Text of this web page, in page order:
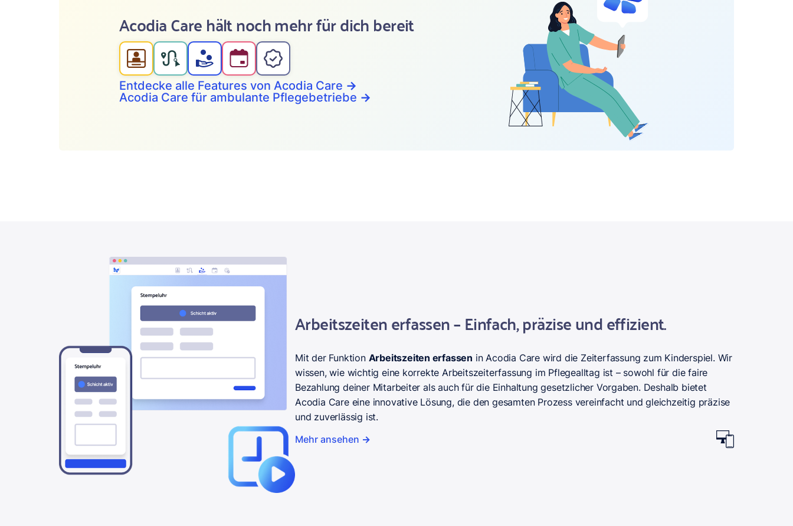
Acodia Care hält noch mehr für dich bereit
Entdecke alle Features von Acodia Care →
Acodia Care für ambulante Pflegebetriebe →
Arbeitszeiten erfassen – Einfach, präzise und effizient.
Mit der Funktion Arbeitszeiten erfassen in Acodia Care wird die Zeiterfassung zum Kinderspiel. Wir
wissen, wie wichtig eine korrekte Arbeitszeiterfassung im Pflegealltag ist – sowohl für die faire
Bezahlung deiner Mitarbeiter als auch für die Einhaltung gesetzlicher Vorgaben. Deshalb bietet
Acodia Care eine innovative Lösung, die den gesamten Prozess vereinfacht und gleichzeitig präzise
und zuverlässig ist.
Mehr ansehen →